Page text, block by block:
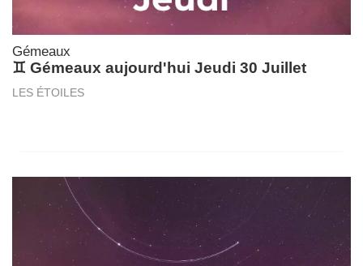
Gémeaux
♊ Gémeaux aujourd'hui Jeudi 30 Juillet
LES ÉTOILES